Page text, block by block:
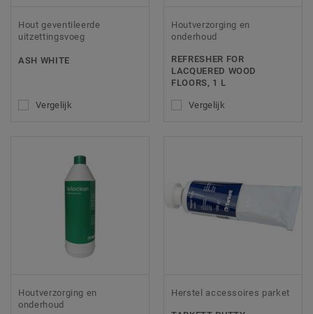
Hout geventileerde
uitzettingsvoeg
ASH WHITE
Vergelijk
Houtverzorging en
onderhoud
REFRESHER FOR
LACQUERED WOOD
FLOORS, 1 L
Vergelijk
Houtverzorging en
onderhoud
Herstel accessoires parket